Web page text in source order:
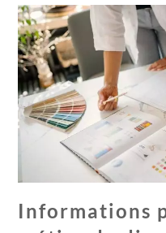
Informations